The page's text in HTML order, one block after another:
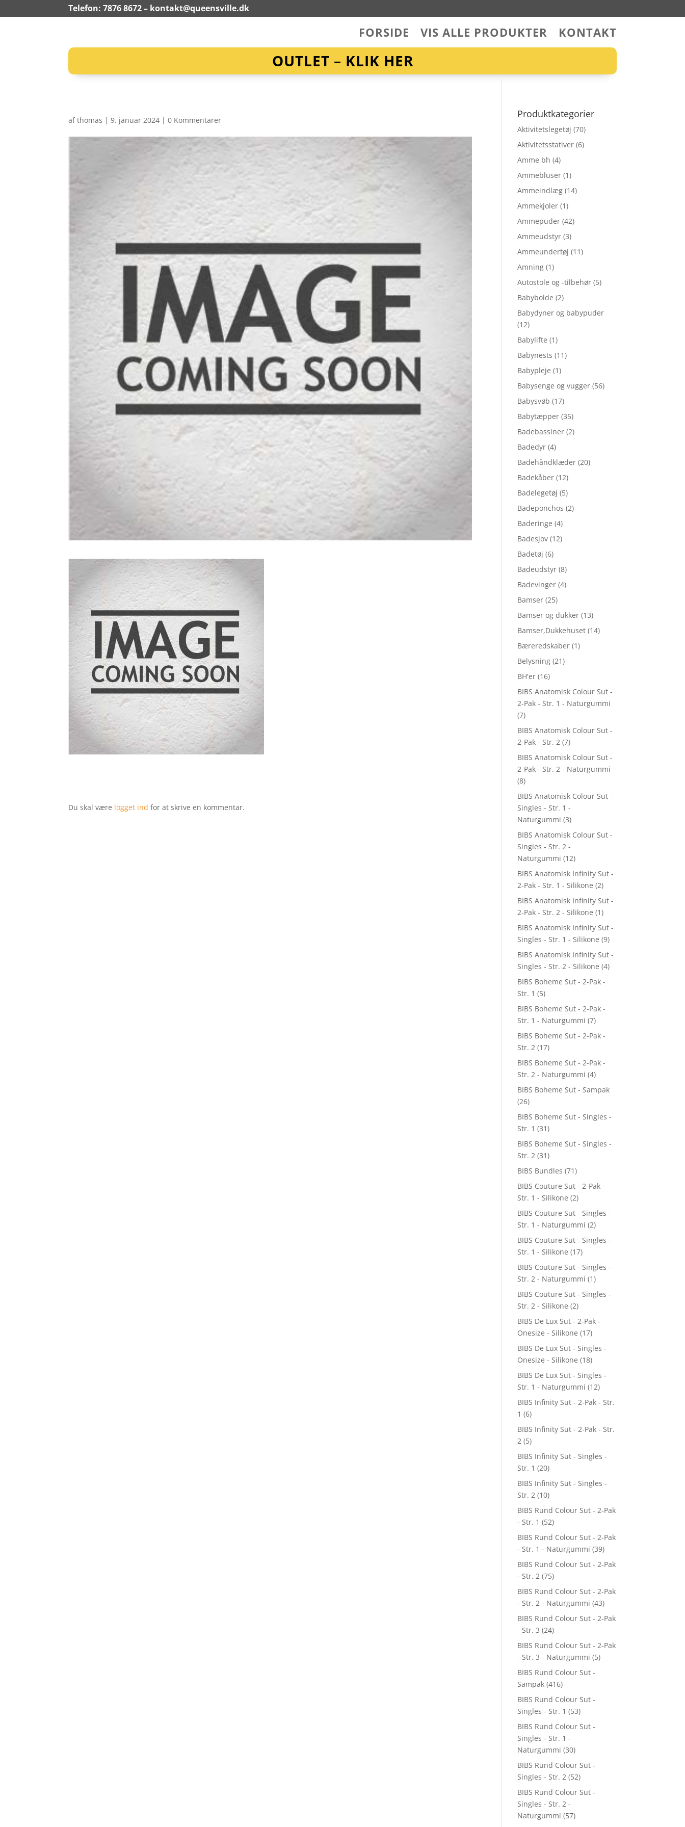
Telefon: 7876 8672 – kontakt@queensville.dk
FORSIDE VIS ALLE PRODUKTER KONTAKT
OUTLET – KLIK HER
afthomas |9. januar 2024 |0 Kommentarer
Du skal være logget ind for at skrive en kommentar.
Produktkategorier
Aktivitetslegetøj (70)
Aktivitetsstativer (6)
Amme bh (4)
Ammebluser (1)
Ammeindlæg (14)
Ammekjoler (1)
Ammepuder (42)
Ammeudstyr (3)
Ammeundertøj (11)
Amning (1)
Autostole og -tilbehør (5)
Babybolde (2)
Babydyner og babypuder
(12)
Babylifte (1)
Babynests (11)
Babypleje (1)
Babysenge og vugger (56)
Babysvøb (17)
Babytæpper (35)
Badebassiner (2)
Badedyr (4)
Badehåndklæder (20)
Badekåber (12)
Badelegetøj (5)
Badeponchos (2)
Baderinge (4)
Badesjov (12)
Badetøj (6)
Badeudstyr (8)
Badevinger (4)
Bamser (25)
Bamser og dukker (13)
Bamser,Dukkehuset (14)
Bæreredskaber (1)
Belysning (21)
BH'er (16)
BIBS Anatomisk Colour Sut -
2-Pak - Str. 1 - Naturgummi
(7)
BIBS Anatomisk Colour Sut -
2-Pak - Str. 2 (7)
BIBS Anatomisk Colour Sut -
2-Pak - Str. 2 - Naturgummi
(8)
BIBS Anatomisk Colour Sut -
Singles - Str. 1 -
Naturgummi (3)
BIBS Anatomisk Colour Sut -
Singles - Str. 2 -
Naturgummi (12)
BIBS Anatomisk Infinity Sut -
2-Pak - Str. 1 - Silikone (2)
BIBS Anatomisk Infinity Sut -
2-Pak - Str. 2 - Silikone (1)
BIBS Anatomisk Infinity Sut -
Singles - Str. 1 - Silikone (9)
BIBS Anatomisk Infinity Sut -
Singles - Str. 2 - Silikone (4)
BIBS Boheme Sut - 2-Pak -
Str. 1 (5)
BIBS Boheme Sut - 2-Pak -
Str. 1 - Naturgummi (7)
BIBS Boheme Sut - 2-Pak -
Str. 2 (17)
BIBS Boheme Sut - 2-Pak -
Str. 2 - Naturgummi (4)
BIBS Boheme Sut - Sampak
(26)
BIBS Boheme Sut - Singles -
Str. 1 (31)
BIBS Boheme Sut - Singles -
Str. 2 (31)
BIBS Bundles (71)
BIBS Couture Sut - 2-Pak -
Str. 1 - Silikone (2)
BIBS Couture Sut - Singles -
Str. 1 - Naturgummi (2)
BIBS Couture Sut - Singles -
Str. 1 - Silikone (17)
BIBS Couture Sut - Singles -
Str. 2 - Naturgummi (1)
BIBS Couture Sut - Singles -
Str. 2 - Silikone (2)
BIBS De Lux Sut - 2-Pak -
Onesize - Silikone (17)
BIBS De Lux Sut - Singles -
Onesize - Silikone (18)
BIBS De Lux Sut - Singles -
Str. 1 - Naturgummi (12)
BIBS Infinity Sut - 2-Pak - Str.
1 (6)
BIBS Infinity Sut - 2-Pak - Str.
2 (5)
BIBS Infinity Sut - Singles -
Str. 1 (20)
BIBS Infinity Sut - Singles -
Str. 2 (10)
BIBS Rund Colour Sut - 2-Pak
- Str. 1 (52)
BIBS Rund Colour Sut - 2-Pak
- Str. 1 - Naturgummi (39)
BIBS Rund Colour Sut - 2-Pak
- Str. 2 (75)
BIBS Rund Colour Sut - 2-Pak
- Str. 2 - Naturgummi (43)
BIBS Rund Colour Sut - 2-Pak
- Str. 3 (24)
BIBS Rund Colour Sut - 2-Pak
- Str. 3 - Naturgummi (5)
BIBS Rund Colour Sut -
Sampak (416)
BIBS Rund Colour Sut -
Singles - Str. 1 (53)
BIBS Rund Colour Sut -
Singles - Str. 1 -
Naturgummi (30)
BIBS Rund Colour Sut -
Singles - Str. 2 (52)
BIBS Rund Colour Sut -
Singles - Str. 2 -
Naturgummi (57)